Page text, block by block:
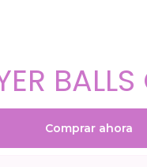
Comprar ahora